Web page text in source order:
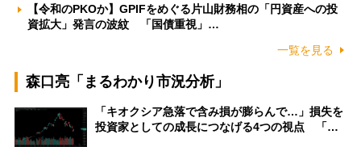
【令和のPKOか】GPIFをめぐる片山財務相の「円資産への投
資拡大」発言の波紋 「国債重視」…
一覧を見る
森口亮「まるわかり市況分析」
「キオクシア急落で含み損が膨らんで…」損失を
投資家としての成長につなげる4つの視点 「…